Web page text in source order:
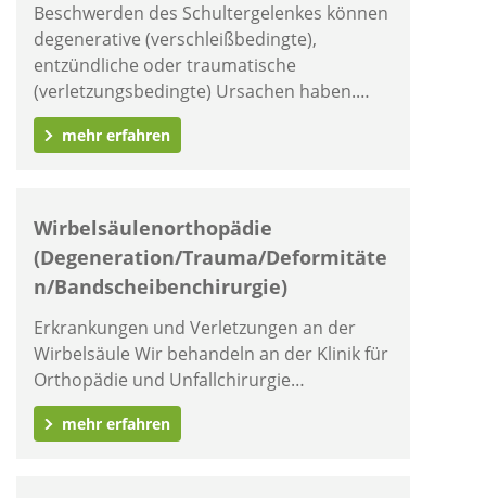
Beschwerden des Schultergelenkes können
degenerative (verschleißbedingte),
entzündliche oder traumatische
(verletzungsbedingte) Ursachen haben.…
mehr erfahren
Wirbelsäulenorthopädie
(Degeneration/Trauma/Deformitäte
n/Bandscheibenchirurgie)
Erkrankungen und Verletzungen an der
Wirbelsäule Wir behandeln an der Klinik für
Orthopädie und Unfallchirurgie…
mehr erfahren